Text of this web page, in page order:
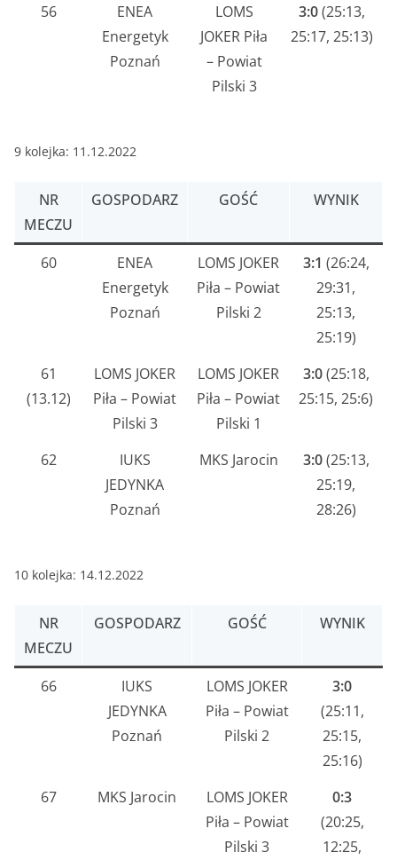
56
ENEA
Energetyk
Poznań
LOMS
JOKER Piła
– Powiat
Pilski 3
3:0(25:13,
25:17, 25:13)
9 kolejka: 11.12.2022
NR
MECZU
GOSPODARZ GOŚĆ WYNIK
60
ENEA
Energetyk
Poznań
LOMS JOKER
Piła – Powiat
Pilski 2
3:1 (26:24,
29:31,
25:13,
25:19)
61
(13.12)
LOMS JOKER
Piła – Powiat
Pilski 3
LOMS JOKER
Piła – Powiat
Pilski 1
3:0(25:18,
25:15, 25:6)
62
IUKS
JEDYNKA
Poznań
MKS Jarocin 3:0(25:13,
25:19,
28:26)
10 kolejka: 14.12.2022
NR
MECZU
GOSPODARZ GOŚĆ WYNIK
66
IUKS
JEDYNKA
Poznań
LOMS JOKER
Piła – Powiat
Pilski 2
3:0
(25:11,
25:15,
25:16)
67
MKS Jarocin
LOMS JOKER
Piła – Powiat
Pilski 3
0:3
(20:25,
12:25,